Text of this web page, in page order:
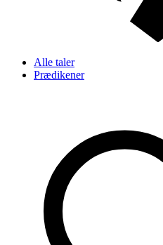
Alle taler
Prædikener